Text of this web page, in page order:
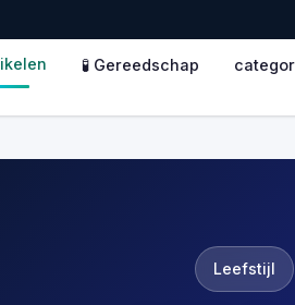
🧪 Gereedschap
Leefstijl